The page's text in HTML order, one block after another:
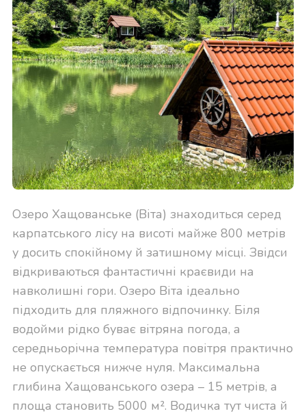
Озеро Хащованське (Віта) знаходиться серед
карпатського лісу на висоті майже 800 метрів
у досить спокійному й затишному місці. Звідси
відкриваються фантастичні краєвиди на
навколишні гори. Озеро Віта ідеально
підходить для пляжного відпочинку. Біля
водойми рідко буває вітряна погода, а
середньорічна температура повітря практично
не опускається нижче нуля. Максимальна
глибина Хащованського озера – 15 метрів, а
площа становить 5000 м². Водичка тут чиста й